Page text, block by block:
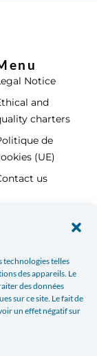
technologies telles
des appareils. Le
des données
sur ce site. Le fait de
un effet négatif sur
Notice
and
charters
de
(UE)
us